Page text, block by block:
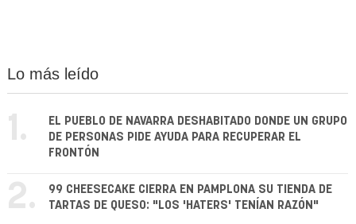
Lo más leído
1.
EL PUEBLO DE NAVARRA DESHABITADO DONDE UN GRUPO
DE PERSONAS PIDE AYUDA PARA RECUPERAR EL
FRONTÓN
2.
99 CHEESECAKE CIERRA EN PAMPLONA SU TIENDA DE
TARTAS DE QUESO: "LOS 'HATERS' TENÍAN RAZÓN"